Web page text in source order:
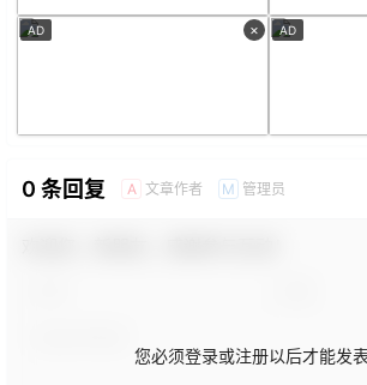
×
AD AD
0 条回复 A 文章作者 M 管理员
您必须登录或注册以后才能发